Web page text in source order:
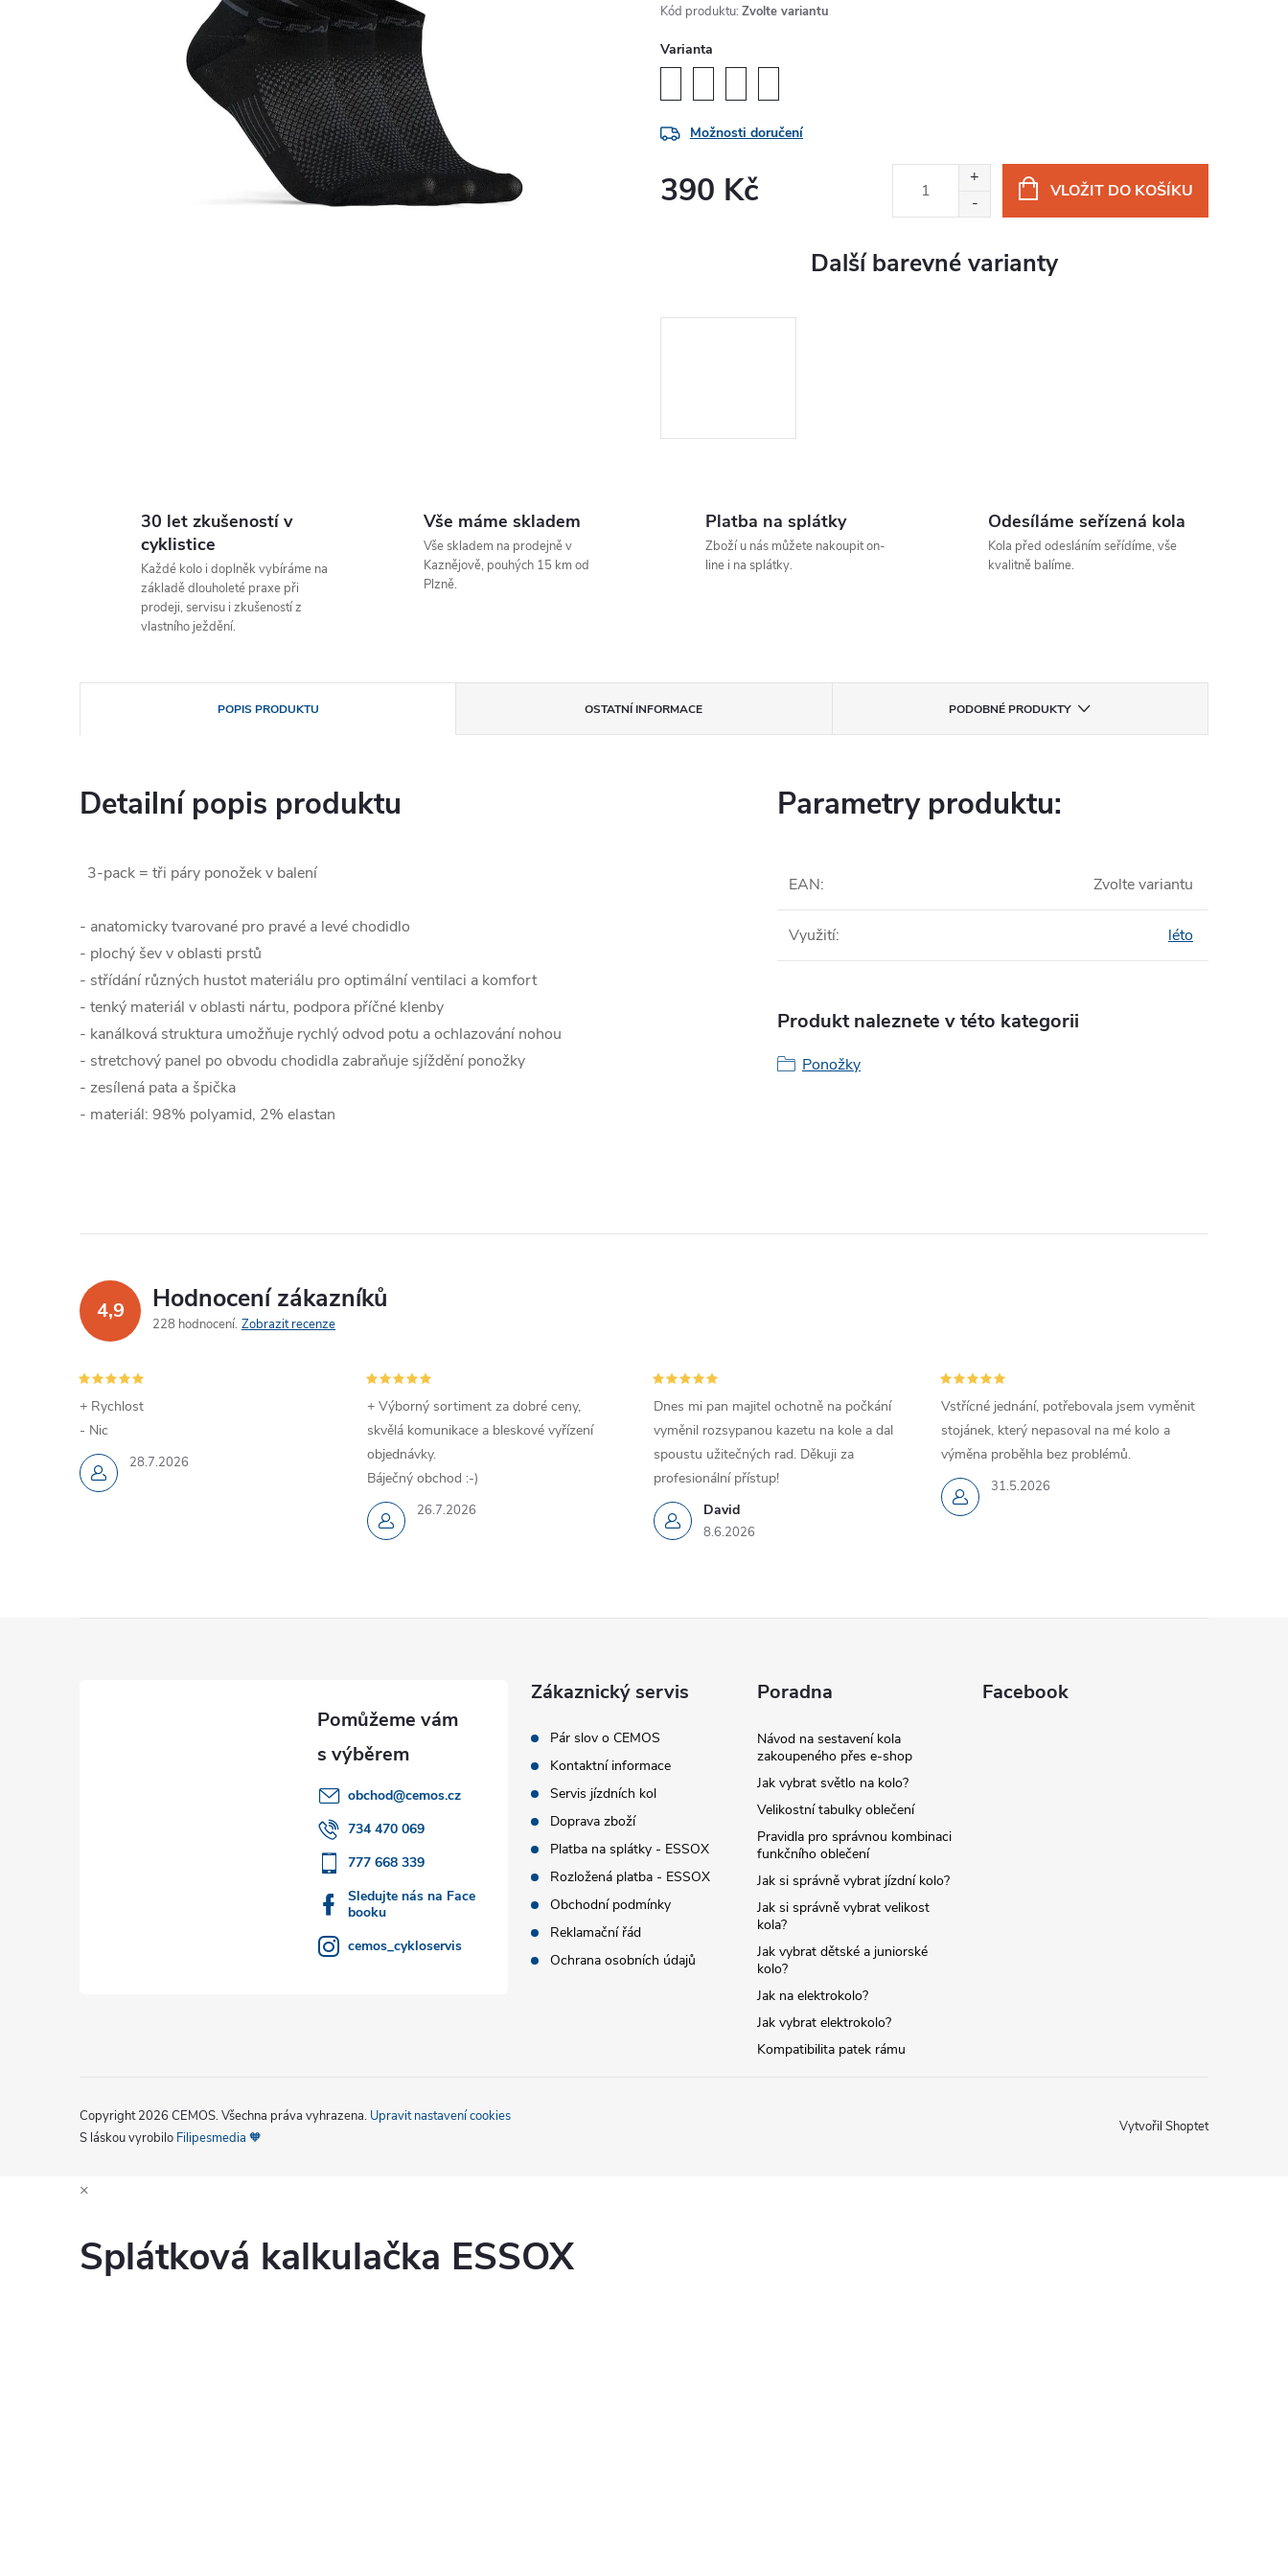
Kód produktu: Zvolte variantu
Varianta
Možnosti doručení
390 Kč VLOŽIT DO KOŠÍKU
30 let zkušeností v
cyklistice
Každé kolo i doplněk vybíráme na
základě dlouholeté praxe při
prodeji, servisu i zkušeností z
vlastního ježdění.
Vše máme skladem
Vše skladem na prodejně v
Kaznějově, pouhých 15 km od
Plzně.
Platba na splátky
Zboží u nás můžete nakoupit on-
line i na splátky.
Odesíláme seřízená kola
Kola před odesláním seřídíme, vše
kvalitně balíme.
POPIS PRODUKTU OSTATNÍ INFORMACE PODOBNÉ PRODUKTY
Detailní popis produktu
3-pack = tři páry ponožek v balení
- anatomicky tvarované pro pravé a levé chodidlo
- plochý šev v oblasti prstů
- střídání různých hustot materiálu pro optimální ventilaci a komfort
- tenký materiál v oblasti nártu, podpora příčné klenby
- kanálková struktura umožňuje rychlý odvod potu a ochlazování nohou
- stretchový panel po obvodu chodidla zabraňuje sjíždění ponožky
- zesílená pata a špička
- materiál: 98% polyamid, 2% elastan
Parametry produktu:
EAN: Zvolte variantu
Využití: léto
Produkt naleznete v této kategorii
Ponožky
4,9 Hodnocení zákazníků
228 hodnocení Zobrazit recenze
28.7.2026
+ Rychlost
- Nic
26.7.2026
+ Výborný sortiment za dobré ceny,
skvělá komunikace a bleskové vyřízení
objednávky.
Báječný obchod :-)
David
8.6.2026
Dnes mi pan majitel ochotně na počkání
vyměnil rozsypanou kazetu na kole a dal
spoustu užitečných rad. Děkuji za
profesionální přístup!
31.5.2026
Vstřícné jednání, potřebovala jsem vyměnit
stojánek, který nepasoval na mé kolo a
výměna proběhla bez problémů.
obchod@cemos.cz
734 470 069
777 668 339
Sledujte nás na Face
booku
cemos_cykloservis
Zákaznický servis
Pár slov o CEMOS
Kontaktní informace
Servis jízdních kol
Doprava zboží
Platba na splátky - ESSOX
Rozložená platba - ESSOX
Obchodní podmínky
Reklamační řád
Ochrana osobních údajů
Poradna
Návod na sestavení kola
zakoupeného přes e-shop
Jak vybrat světlo na kolo?
Velikostní tabulky oblečení
Pravidla pro správnou kombinaci
funkčního oblečení
Jak si správně vybrat jízdní kolo?
Jak si správně vybrat velikost
kola?
Jak vybrat dětské a juniorské
kolo?
Jak na elektrokolo?
Jak vybrat elektrokolo?
Kompatibilita patek rámu
Facebook
Vytvořil Shoptet
Copyright 2026 CEMOS. Všechna práva vyhrazena. Upravit nastavení cookies
S láskou vyrobilo Filipesmedia 🧡
×
Splátková kalkulačka ESSOX